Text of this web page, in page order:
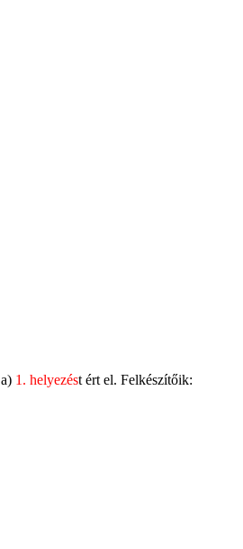
1. helyezést ért el. Felkészítőik: